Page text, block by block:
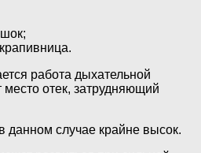
работа дыхательной
отек, затрудняющий
данном случае крайне высок.